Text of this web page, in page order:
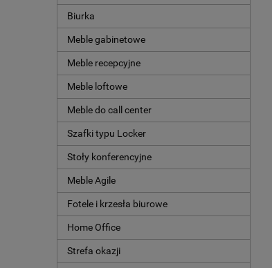
Biurka
Meble gabinetowe
Meble recepcyjne
Meble loftowe
Meble do call center
Szafki typu Locker
Stoły konferencyjne
Meble Agile
Fotele i krzesła biurowe
Home Office
Strefa okazji